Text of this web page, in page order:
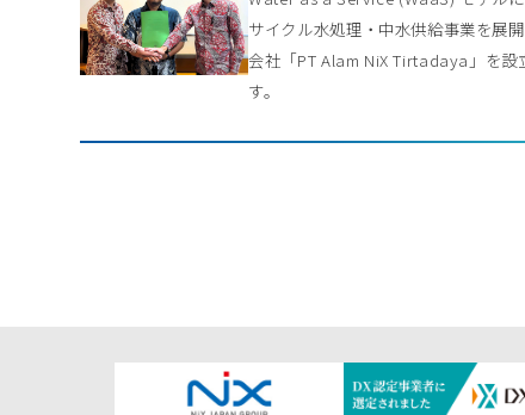
サイクル水処理・中水供給事業を展
会社「PT Alam NiX Tirtadaya」を設
す。